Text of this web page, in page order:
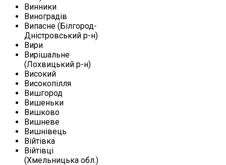
Винники
Виноградів
Випасне (Білгород-
Дністровський р-н)
Вири
Вирішальне
(Лохвицький р-н)
Високий
Високопілля
Вишгород
Вишеньки
Вишково
Вишневе
Вишнівець
Війтівка
Війтівці
(Хмельницька обл.)